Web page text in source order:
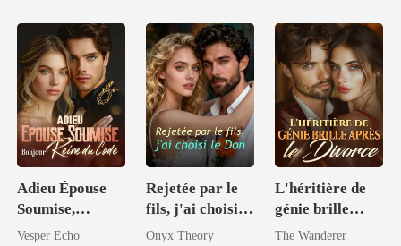
Adieu Épouse
Soumise,
Bonjour Reine
Vesper Echo
Rejetée par le
fils, j'ai choisi le
Don
Onyx Theory
L'héritière de
génie brille
après le divorce
The Wanderer